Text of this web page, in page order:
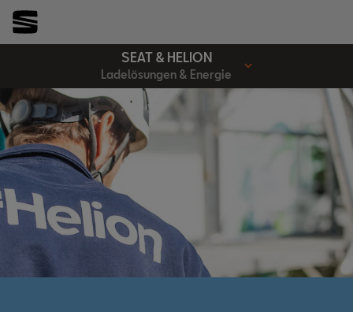
SEAT & HELION
Ladelösungen & Energie